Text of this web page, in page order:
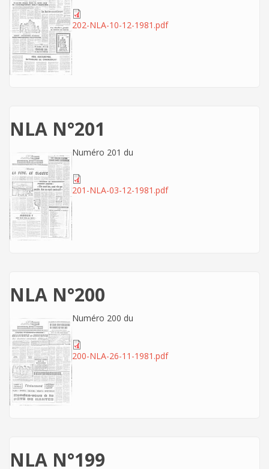
202-NLA-10-12-1981.pdf
NLA N°201
Numéro 201 du
201-NLA-03-12-1981.pdf
NLA N°200
Numéro 200 du
200-NLA-26-11-1981.pdf
NLA N°199